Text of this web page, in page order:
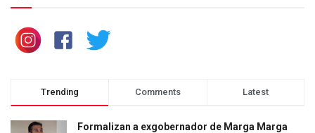
Trending Comments Latest
Formalizan a exgobernador de Marga Marga